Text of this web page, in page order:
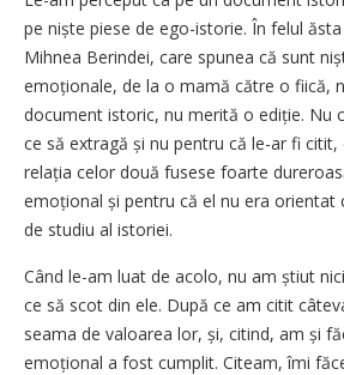
pe niște piese de ego-istorie. În felul
Mihnea Berindei, care spunea că sunt
emoționale, de la o mamă către o fiică,
document istoric, nu merită o ediție. Nu
ce să extragă și nu pentru că le-ar fi citit,
relația celor două fusese foarte
emoțional și pentru că el nu era orientat
de studiu al istoriei.
Când le-am luat de acolo, nu am știut
ce să scot din ele. După ce am citit
seama de valoarea lor, și, citind, am și
emoțional a fost cumplit. Citeam, îmi